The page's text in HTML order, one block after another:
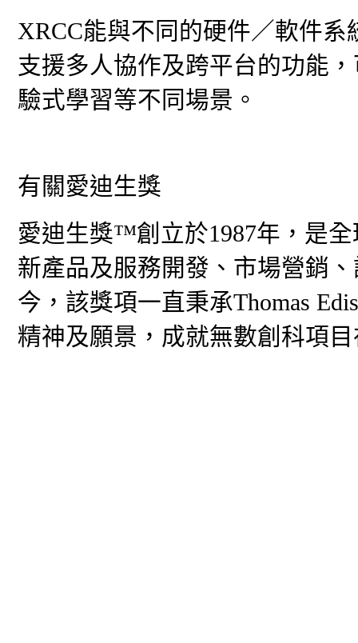
XRCC能與不同的硬件／軟件
支援多人協作及跨平台的功能
驗式學習等不同場景。
有關愛迪生獎
愛迪生獎™創立於1987年，是
新產品及服務開發、市場營銷
今，該獎項一直秉承Thomas
精神及願景，成就無數創科項